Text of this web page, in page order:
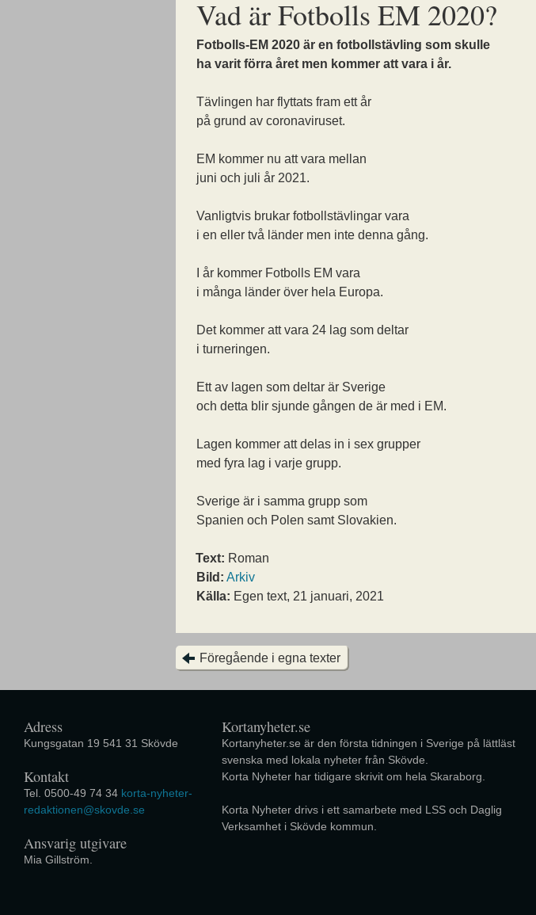
Vad är Fotbolls EM 2020?
Fotbolls-EM 2020 är en fotbollstävling som skulle
ha varit förra året men kommer att vara i år.
Tävlingen har flyttats fram ett år
på grund av coronaviruset.
EM kommer nu att vara mellan
juni och juli år 2021.
Vanligtvis brukar fotbollstävlingar vara
i en eller två länder men inte denna gång.
I år kommer Fotbolls EM vara
i många länder över hela Europa.
Det kommer att vara 24 lag som deltar
i turneringen.
Ett av lagen som deltar är Sverige
och detta blir sjunde gången de är med i EM.
Lagen kommer att delas in i sex grupper
med fyra lag i varje grupp.
Sverige är i samma grupp som
Spanien och Polen samt Slovakien.
Text: Roman
Bild: Arkiv
Källa: Egen text, 21 januari, 2021
Föregående i egna texter
Adress
Kungsgatan 19 541 31 Skövde
Kontakt
Tel. 0500-49 74 34 korta-nyheter-
redaktionen@skovde.se
Ansvarig utgivare
Mia Gillström.
Kortanyheter.se
Kortanyheter.se är den första tidningen i Sverige på lättläst
svenska med lokala nyheter från Skövde.
Korta Nyheter har tidigare skrivit om hela Skaraborg.
Korta Nyheter drivs i ett samarbete med LSS och Daglig
Verksamhet i Skövde kommun.